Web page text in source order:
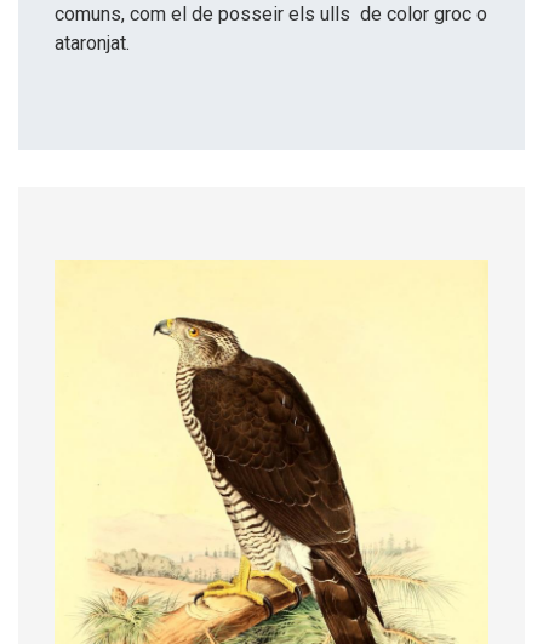
comuns, com el de posseir els ulls de color groc o
ataronjat.